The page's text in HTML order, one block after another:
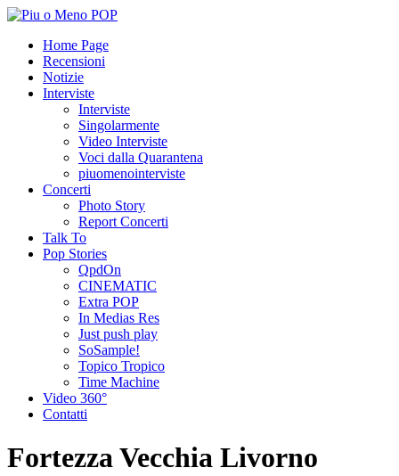
Home Page
Recensioni
Notizie
Interviste
Interviste
Singolarmente
Video Interviste
Voci dalla Quarantena
piuomenointerviste
Concerti
Photo Story
Report Concerti
Talk To
Pop Stories
QpdOn
CINEMATIC
Extra POP
In Medias Res
Just push play
SoSample!
Topico Tropico
Time Machine
Video 360°
Contatti
Fortezza Vecchia Livorno